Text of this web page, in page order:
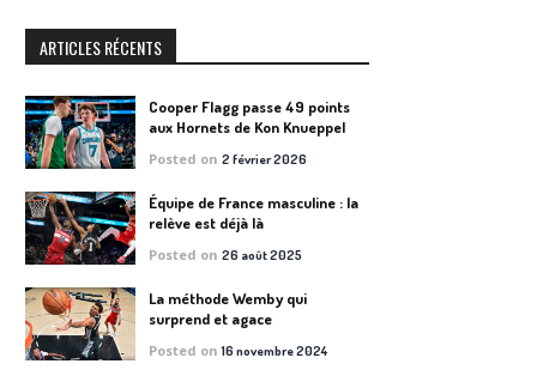
ARTICLES RÉCENTS
Cooper Flagg passe 49 points
aux Hornets de Kon Knueppel
Posted on2 février 2026
Équipe de France masculine : la
relève est déjà là
Posted on26 août 2025
La méthode Wemby qui
surprend et agace
Posted on16 novembre 2024